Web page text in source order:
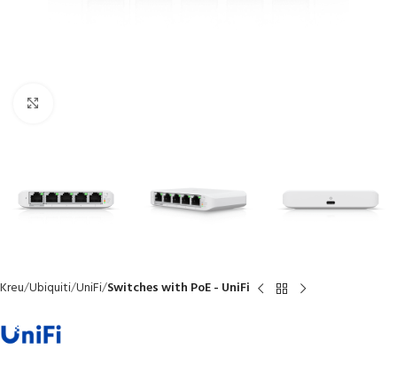
Kreu Ubiquiti UniFi Switches with PoE - UniFi